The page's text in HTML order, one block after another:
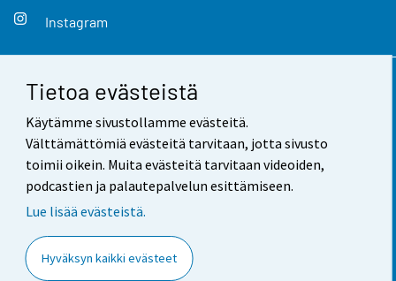
Tietoa evästeistä
Käytämme sivustollamme evästeitä.
Välttämättömiä evästeitä tarvitaan, jotta sivusto
toimii oikein. Muita evästeitä tarvitaan videoiden,
podcastien ja palautepalvelun esittämiseen.
Lue lisää evästeistä.
Hyväksyn kaikki evästeet
Instagram
Yhteystiedot
Palaute
Käyttöehdot
Saavutettavuus
Tietoa sivustosta